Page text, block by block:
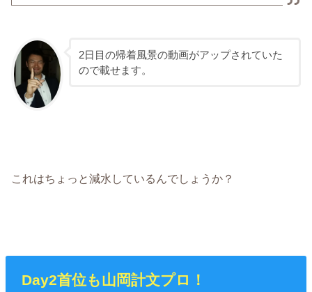
2日目の帰着風景の動画がアップされていた
ので載せます。
これはちょっと減水しているんでしょうか？
Day2首位も山岡計文プロ！